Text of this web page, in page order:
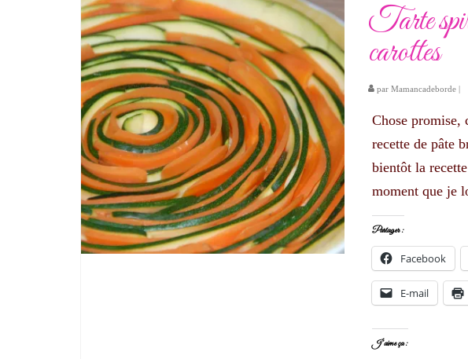
Tarte
carottes
par Mamancadeborde|
Chose
recette de pâte
bientôt la
moment que je
Partager :
Facebook
E-mail
J’aime ça :